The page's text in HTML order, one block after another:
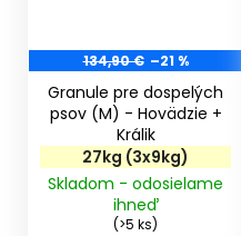
134,90 € –21 %
Granule pre dospelých
psov (M) - Hovädzie +
Králik
27kg (3x9kg)
Skladom - odosielame
ihneď
(>5 ks)